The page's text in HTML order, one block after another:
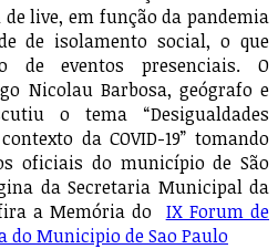
live, em função da pandemia
de isolamento social, o que
de eventos presenciais. O
Nicolau Barbosa, geógrafo e
o tema “Desigualdades
da COVID-19” tomando
oficiais do município de São
da Secretaria Municipal da
a Memória do IX Forum de
do Municipio de Sao Paulo